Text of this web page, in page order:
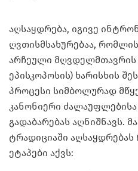
აღსაყდრება, იგივე
ღვთისმსახურებაა,
არჩეული მღვდელმთავრის
ეპისკოპოსის) ხარისხის
პროცესი სიმბოლურად
კანონიერი
გადაბარებას აღნიშნავს.
ტრადიციაში
ეტაპები აქვს: